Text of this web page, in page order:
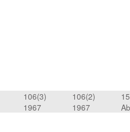
106(3)
1967
106(2)
1967